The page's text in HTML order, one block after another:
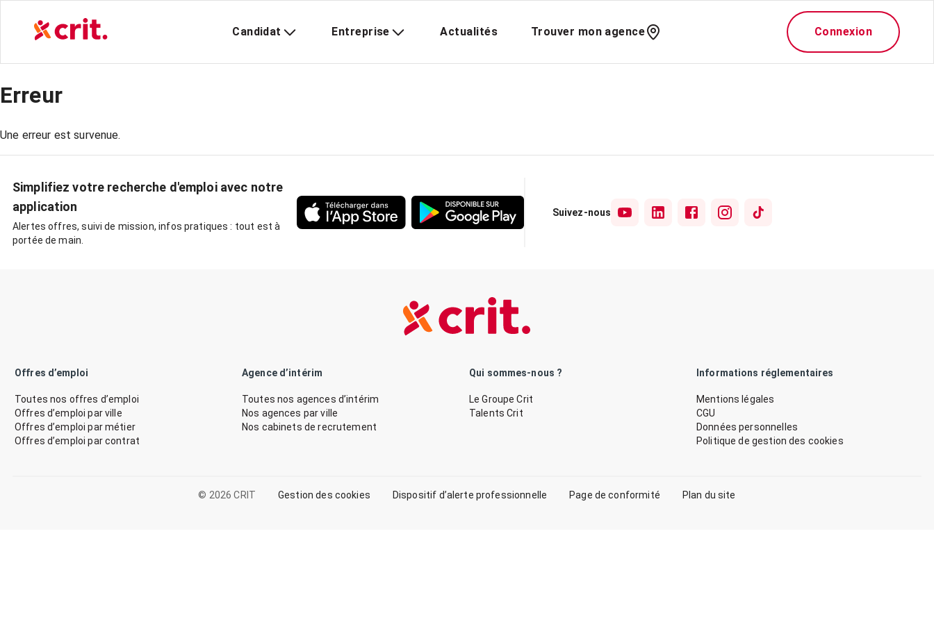
Candidat Entreprise Actualités Trouver mon agence Connexion
Erreur
Une erreur est survenue.
Simplifiez votre recherche d'emploi avec notre
application
Alertes offres, suivi de mission, infos pratiques : tout est à
portée de main.
Suivez-nous
Offres d’emploi
Toutes nos offres d’emploi
Offres d’emploi par ville
Offres d’emploi par métier
Offres d’emploi par contrat
Agence d’intérim
Toutes nos agences d’intérim
Nos agences par ville
Nos cabinets de recrutement
Qui sommes-nous ?
Le Groupe Crit
Talents Crit
Informations réglementaires
Mentions légales
CGU
Données personnelles
Politique de gestion des cookies
© 2026 CRIT Gestion des cookies Dispositif d’alerte professionnelle Page de conformité Plan du site